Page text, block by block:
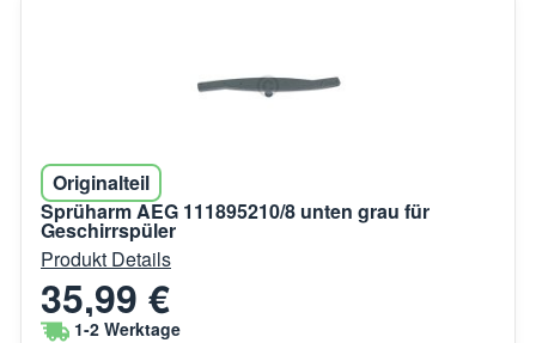
Originalteil
Sprüharm AEG 111895210/8 unten grau für
Geschirrspüler
Produkt Details
35,99 €
1-2 Werktage